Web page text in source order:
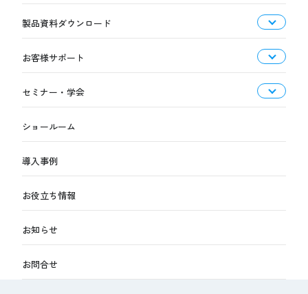
製品資料ダウンロード
お客様サポート
セミナー・学会
ショールーム
導入事例
お役立ち情報
お知らせ
お問合せ